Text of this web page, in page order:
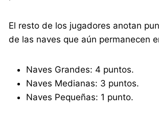
El resto de los jugadores anotan
de las naves que aún permanecen
Naves Grandes: 4 puntos.
Naves Medianas: 3 puntos.
Naves Pequeñas: 1 punto.